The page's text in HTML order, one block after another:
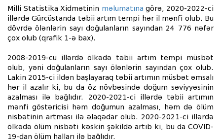
Milli Statistika Xidmətinin məlumatına görə, 2020-2022-ci
illərdə Gürcüstanda təbii artım tempi hər il mənfi olub. Bu
dövrdə ölənlərin sayı doğulanların sayından 24 776 nəfər
çox olub (qrafik 1-ə bax).
2008-2019-cu illərdə ölkədə təbii artım tempi müsbət
olub, yəni doğulanların sayı ölənlərin sayından çox olub.
Lakin 2015-ci ildən başlayaraq təbii artımın müsbət əmsalı
hər il azalır ki, bu da öz növbəsində doğum səviyyəsinin
azalması ilə bağlıdır. 2020-2021-ci illərdə təbii artımın
mənfi göstəricisi həm doğumun azalması, həm də ölüm
nisbətinin artması ilə əlaqədar olub. 2020-2021-ci illərdə
ölkədə ölüm nisbəti kəskin şəkildə artıb ki, bu da COVID-
19-dan ölüm halları ilə bağlıdır.